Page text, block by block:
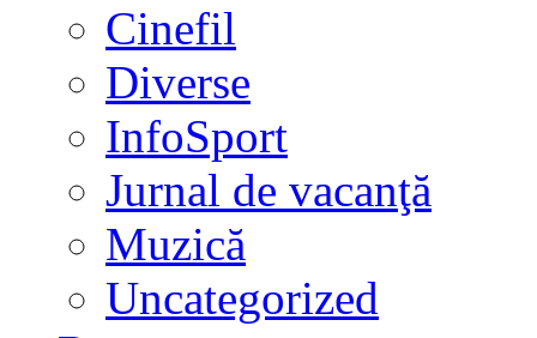
Cinefil
Diverse
InfoSport
Jurnal de vacanţă
Muzică
Uncategorized